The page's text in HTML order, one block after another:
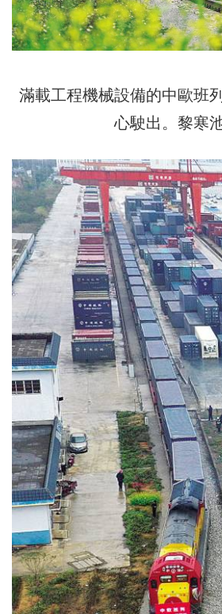
滿載工程機械設備的中歐班
心駛出。黎寒